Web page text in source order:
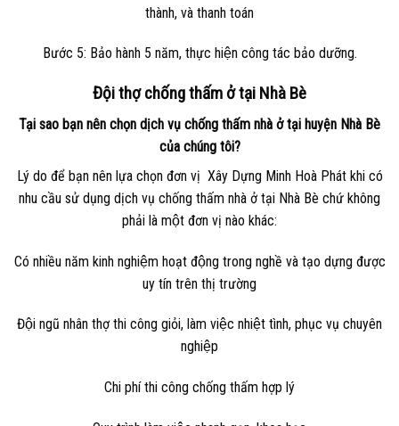
thành, và thanh toán
Bước 5: Bảo hành 5 năm, thực hiện công tác bảo dưỡng.
Đội thợ chống thấm ở tại Nhà Bè
Tại sao bạn nên chọn dịch vụ chống thấm nhà ở tại huyện Nhà Bè
của chúng tôi?
Lý do để bạn nên lựa chọn đơn vị Xây Dựng Minh Hoà Phátkhi có
nhu cầu sử dụng dịch vụ chống thấm nhà ở tại Nhà Bè chứ không
phải là một đơn vị nào khác:
Có nhiều năm kinh nghiệm hoạt động trong nghề và tạo dựng được
uy tín trên thị trường
Đội ngũ nhân thợ thi công giỏi, làm việc nhiệt tình, phục vụ chuyên
nghiệp
Chi phí thi công chống thấm hợp lý